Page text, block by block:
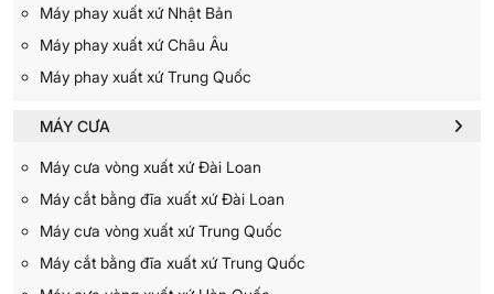
Máy phay xuất xứ Nhật Bản
Máy phay xuất xứ Châu Âu
Máy phay xuất xứ Trung Quốc
MÁY CƯA
Máy cưa vòng xuất xứ Đài Loan
Máy cắt bằng đĩa xuất xứ Đài Loan
Máy cưa vòng xuất xứ Trung Quốc
Máy cắt bằng đĩa xuất xứ Trung Quốc